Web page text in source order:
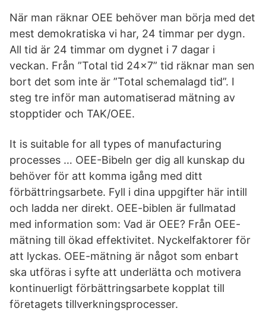
När man räknar OEE behöver man börja med det
mest demokratiska vi har, 24 timmar per dygn.
All tid är 24 timmar om dygnet i 7 dagar i
veckan. Från ”Total tid 24×7” tid räknar man sen
bort det som inte är ”Total schemalagd tid”. I
steg tre inför man automatiserad mätning av
stopptider och TAK/OEE.
It is suitable for all types of manufacturing
processes … OEE-Bibeln ger dig all kunskap du
behöver för att komma igång med ditt
förbättringsarbete. Fyll i dina uppgifter här intill
och ladda ner direkt. OEE-biblen är fullmatad
med information som: Vad är OEE? Från OEE-
mätning till ökad effektivitet. Nyckelfaktorer för
att lyckas. OEE-mätning är något som enbart
ska utföras i syfte att underlätta och motivera
kontinuerligt förbättringsarbete kopplat till
företagets tillverkningsprocesser.